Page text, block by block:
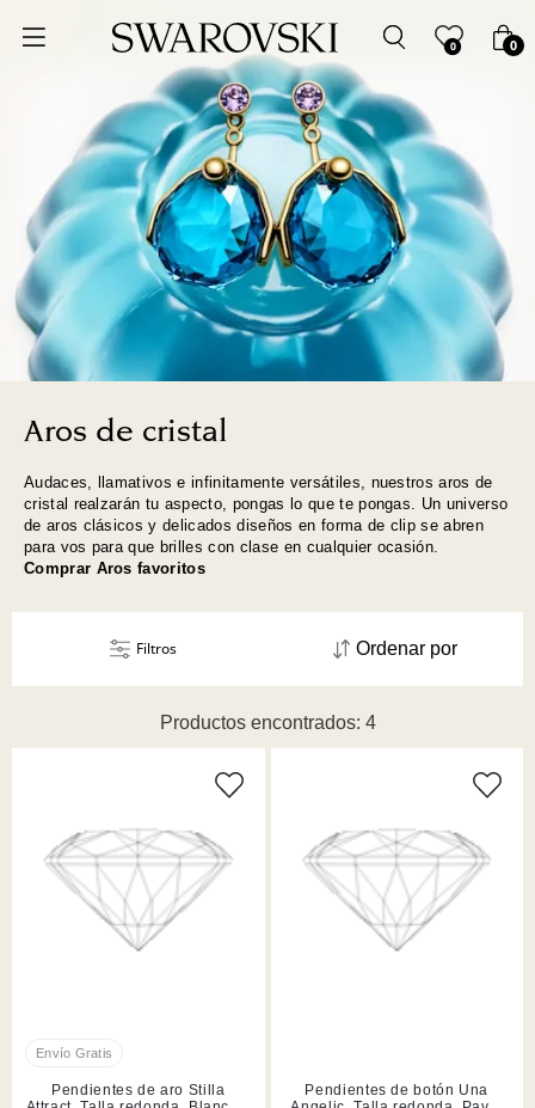
0 0
Aros de cristal
Audaces, llamativos e infinitamente versátiles, nuestros aros de
cristal realzarán tu aspecto, pongas lo que te pongas. Un universo
de aros clásicos y delicados diseños en forma de clip se abren
para vos para que brilles con clase en cualquier ocasión.
Comprar Aros favoritos
Productos encontrados: 4
Ordenar por
Ordenar por
Precio más bajo
Precio más alto
Los más vendidos
A - Z
Z - A
Fecha de lanzamiento
Mejor descuento
Filtros
Pendientes de aro Stilla
Pendientes de botón Una